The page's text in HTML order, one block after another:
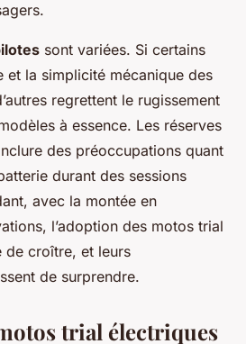
sont variées. Si certains
et la simplicité mécanique des
regrettent le rugissement
à essence. Les réserves
des préoccupations quant
durant des sessions
avec la montée en
l’adoption des motos trial
de croître, et leurs
de surprendre.
trial électriques